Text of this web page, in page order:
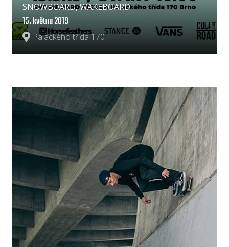
Palackého třída 170
15. května 2019
SNOWBOARD, WAKEBOARD